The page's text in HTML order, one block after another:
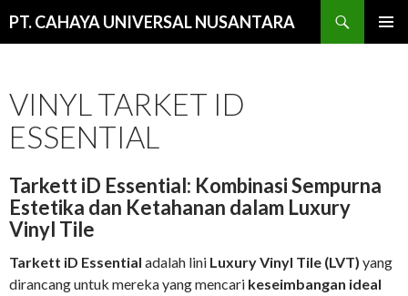
PT. CAHAYA UNIVERSAL NUSANTARA
VINYL TARKET ID
ESSENTIAL
Tarkett iD Essential: Kombinasi Sempurna
Estetika dan Ketahanan dalam Luxury
Vinyl Tile
Tarkett iD Essential adalah lini Luxury Vinyl Tile (LVT) yang
dirancang untuk mereka yang mencari keseimbangan ideal